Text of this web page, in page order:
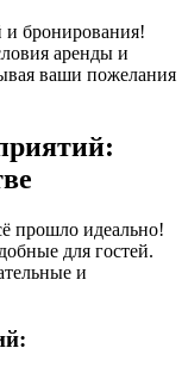
и бронирования!
аренды и
ваши пожелания
прошло идеально!
для гостей.
и